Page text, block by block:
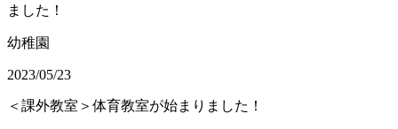
ました！
幼稚園
2023/05/23
＜課外教室＞体育教室が始まりました！